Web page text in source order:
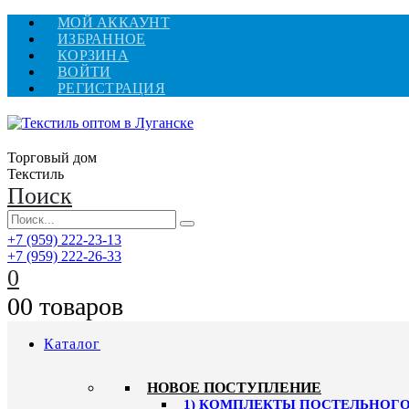
МОЙ АККАУНТ
ИЗБРАННОЕ
КОРЗИНА
ВОЙТИ
РЕГИСТРАЦИЯ
Торговый дом
Текстиль
Поиск
+7 (959) 222-23-13
+7 (959) 222-26-33
0
00 товаров
Каталог
HОВОЕ ПОСТУПЛЕНИЕ
1) КОМПЛЕКТЫ ПОСТЕЛЬНОГО